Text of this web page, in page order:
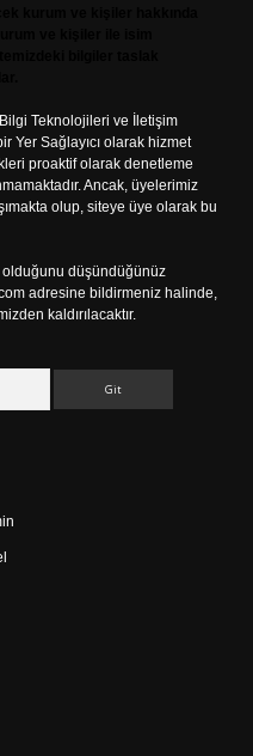
Teknolojileri ve İletişim
Yer Sağlayıcı olarak hizmet
proaktif olarak denetleme
Ancak, üyelerimiz
olup, siteye üye olarak bu
olduğunu düşündüğünüz
adresine bildirmeniz halinde,
kaldırılacaktır.